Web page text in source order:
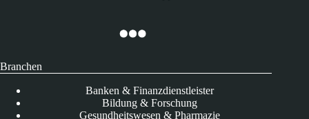
Branchen
Banken & Finanzdienstleister
Bildung & Forschung
Gesundheitswesen & Pharmazie